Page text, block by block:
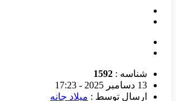
شناسه : 1592
13 دسامبر 2025 - 17:23
ارسال توسط : میلاد جانه